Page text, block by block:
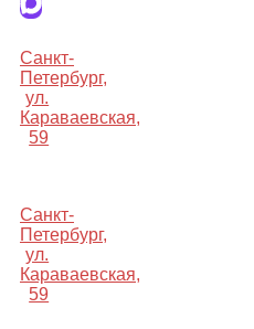
Санкт-
Петербург,
ул.
Караваевская,
59
Санкт-
Петербург,
ул.
Караваевская,
59